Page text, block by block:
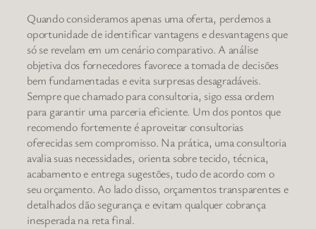
Quando consideramos apenas uma oferta, perdemos a
oportunidade de identificar vantagens e desvantagens que
só se revelam em um cenário comparativo. A análise
objetiva dos fornecedores favorece a tomada de decisões
bem fundamentadas e evita surpresas desagradáveis.
Sempre que chamado para consultoria, sigo essa ordem
para garantir uma parceria eficiente. Um dos pontos que
recomendo fortemente é aproveitar consultorias
oferecidas sem compromisso. Na prática, uma consultoria
avalia suas necessidades, orienta sobre tecido, técnica,
acabamento e entrega sugestões, tudo de acordo com o
seu orçamento. Ao lado disso, orçamentos transparentes e
detalhados dão segurança e evitam qualquer cobrança
inesperada na reta final.